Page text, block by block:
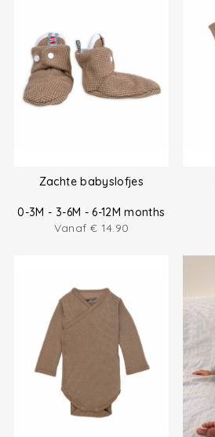
Zachte babyslofjes
0-3M - 3-6M - 6-12M months
Vanaf € 14.90